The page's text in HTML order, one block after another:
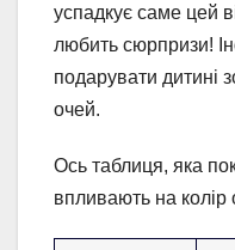
успадкує саме цей
любить сюрпризи!
подарувати дитині
очей.
Ось таблиця, яка
впливають на колір